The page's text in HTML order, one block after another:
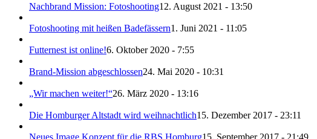
Nachbrand Mission: Fotoshooting12. August 2021 - 13:50
Fotoshooting mit heißen Badefässern1. Juni 2021 - 11:05
Futternest ist online!6. Oktober 2020 - 7:55
Brand-Mission abgeschlossen24. Mai 2020 - 10:31
„Wir machen weiter!“26. März 2020 - 13:16
Die Homburger Altstadt wird weihnachtlich15. Dezember 2017 - 23:11